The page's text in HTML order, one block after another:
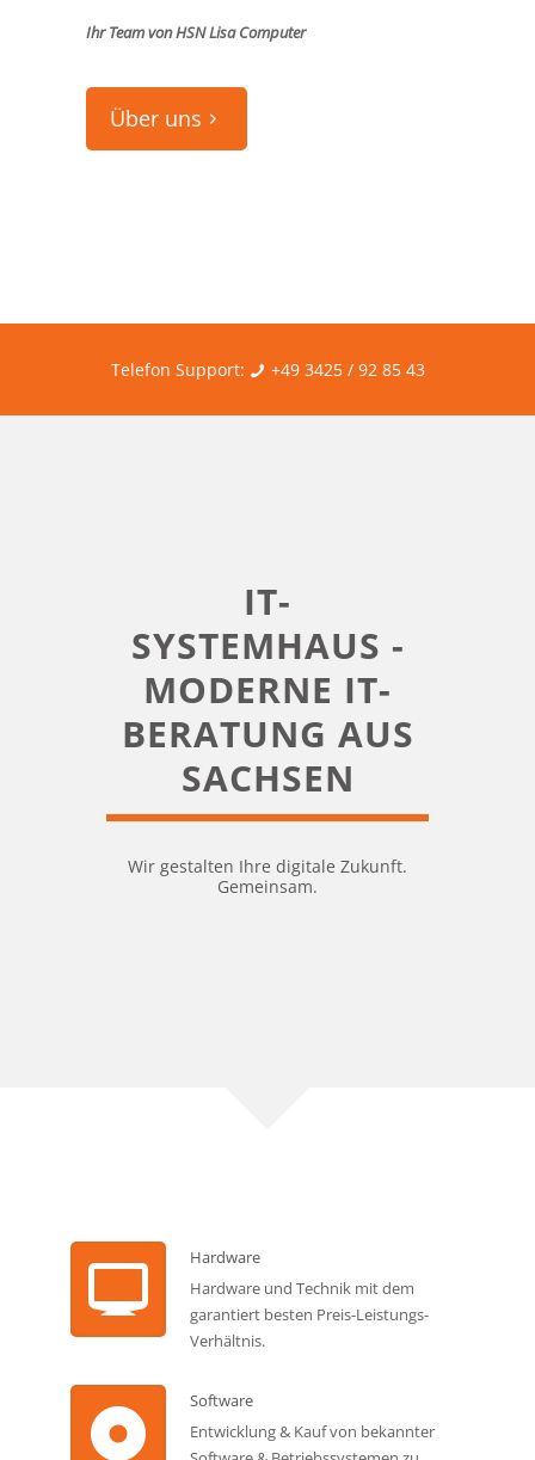
Ihr Team von HSN Lisa Computer
Über uns
Telefon Support: +49 3425 / 92 85 43
IT-
SYSTEMHAUS -
MODERNE IT-
BERATUNG AUS
SACHSEN
Wir gestalten Ihre digitale Zukunft.
Gemeinsam.
Hardware
Hardware und Technik mit dem
garantiert besten Preis-Leistungs-
Verhältnis.
Software
Entwicklung & Kauf von bekannter